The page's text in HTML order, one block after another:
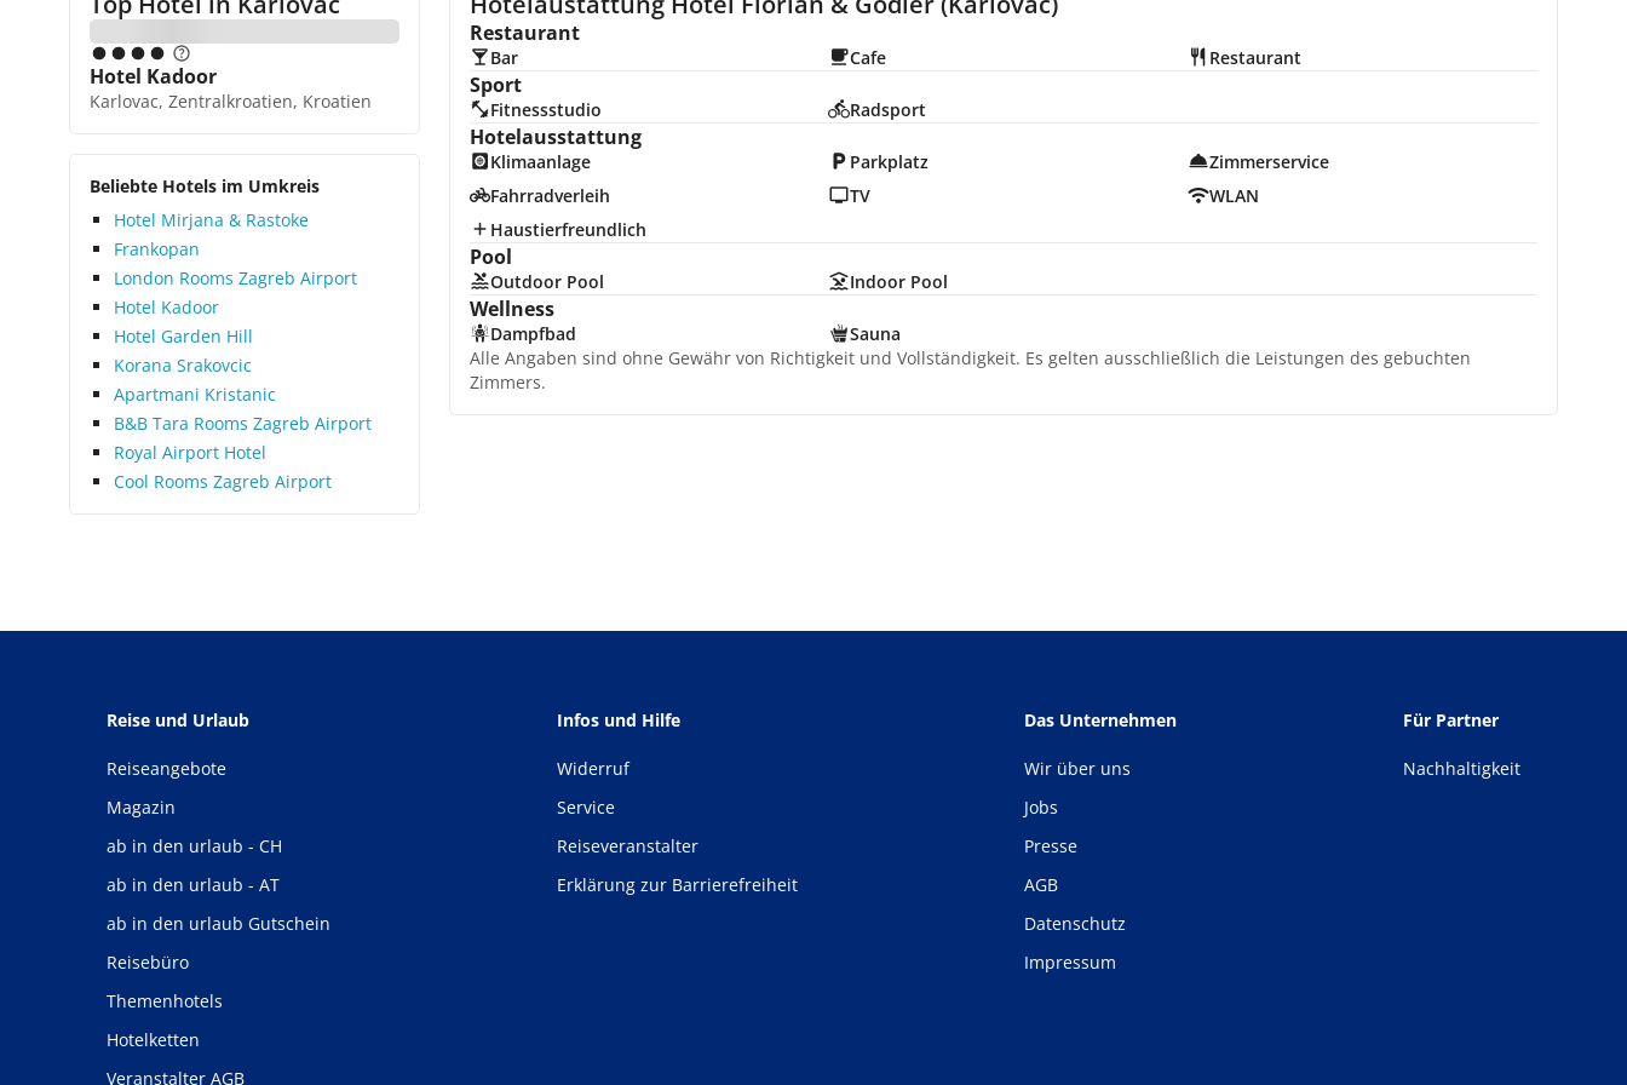
Hotel Kadoor
Karlovac, Zentralkroatien, Kroatien
Beliebte Hotels im Umkreis
Hotel Mirjana & Rastoke
Frankopan
London Rooms Zagreb Airport
Hotel Kadoor
Hotel Garden Hill
Korana Srakovcic
Apartmani Kristanic
B&B Tara Rooms Zagreb Airport
Royal Airport Hotel
Cool Rooms Zagreb Airport
Restaurant
Bar Cafe Restaurant
Sport
Fitnessstudio Radsport
Hotelausstattung
Klimaanlage Parkplatz
Zimmerservice
Fahrradverleih
TV
WLAN
Haustierfreundlich
Pool
Outdoor Pool Indoor Pool
Wellness
Dampfbad
Sauna
Alle Angaben sind ohne Gewähr von Richtigkeit und Vollständigkeit. Es gelten ausschließlich die Leistungen des gebuchten
Zimmers.
Reise und Urlaub
Reiseangebote
Magazin
ab in den urlaub - CH
ab in den urlaub - AT
ab in den urlaub Gutschein
Reisebüro
Themenhotels
Hotelketten
Veranstalter AGB
Infos und Hilfe
Widerruf
Service
Reiseveranstalter
Erklärung zur Barrierefreiheit
Das Unternehmen
Wir über uns
Jobs
Presse
AGB
Datenschutz
Impressum
Für Partner
Nachhaltigkeit